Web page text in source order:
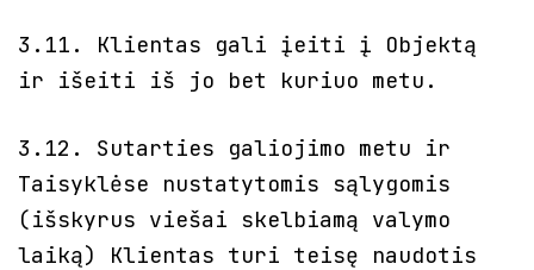
3.11. Klientas gali įeiti į Objektą
ir išeiti iš jo bet kuriuo metu.
3.12. Sutarties galiojimo metu ir
Taisyklėse nustatytomis sąlygomis
(išskyrus viešai skelbiamą valymo
laiką) Klientas turi teisę naudotis